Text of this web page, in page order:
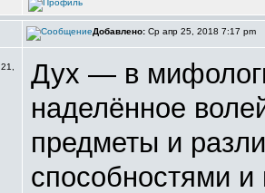
Добавлено: Ср апр 25, 2018 7:17 pm
Дух — в
наделённое
предметы и
способностями